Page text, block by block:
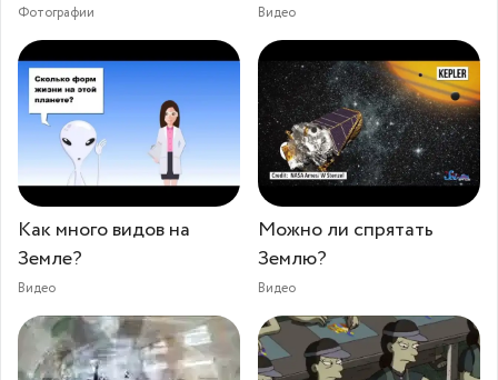
Фотографии Видео
Как много видов на
Земле?
Видео
Можно ли спрятать
Землю?
Видео